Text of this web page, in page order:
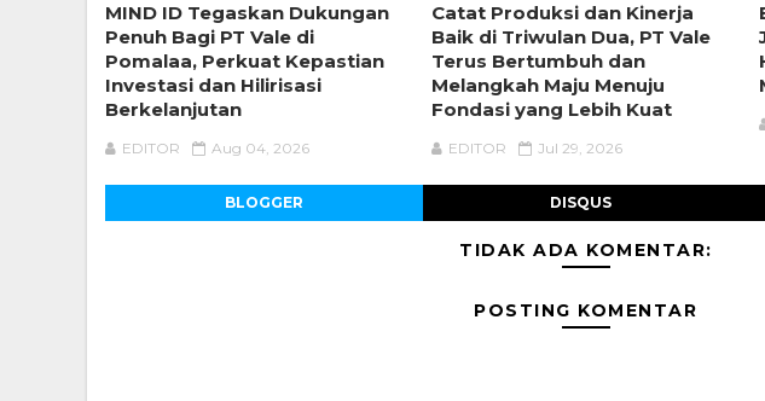
MIND ID Tegaskan Dukungan
Penuh Bagi PT Vale di
Pomalaa, Perkuat Kepastian
Investasi dan Hilirisasi
Berkelanjutan
EDITOR Aug 04, 2026
Catat Produksi dan Kinerja
Baik di Triwulan Dua, PT Vale
Terus Bertumbuh dan
Melangkah Maju Menuju
Fondasi yang Lebih Kuat
EDITOR Jul 29, 2026
BLOGGER DISQUS
TIDAK ADA KOMENTAR:
POSTING KOMENTAR